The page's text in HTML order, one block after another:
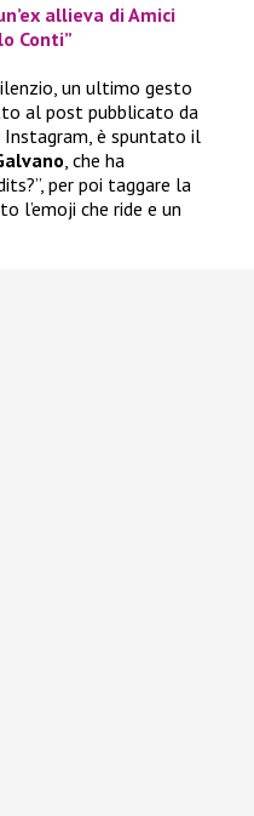
allieva di Amici
Conti”
un ultimo gesto
al post pubblicato da
è spuntato il
, che ha
per poi taggare la
l’emoji che ride e un